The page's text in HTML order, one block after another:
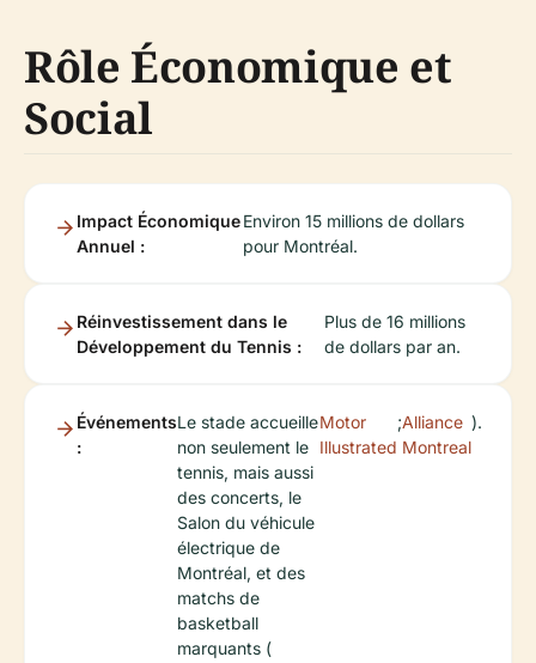
Rôle Économique et
Social
Impact Économique
Annuel :
Environ 15 millions de dollars
pour Montréal.
Réinvestissement dans le
Développement du Tennis :
Plus de 16 millions
de dollars par an.
Événements
:
Le stade accueille
non seulement le
tennis, mais aussi
des concerts, le
Salon du véhicule
électrique de
Montréal, et des
matchs de
basketball
marquants (
Motor
Illustrated
;Alliance
Montreal
).